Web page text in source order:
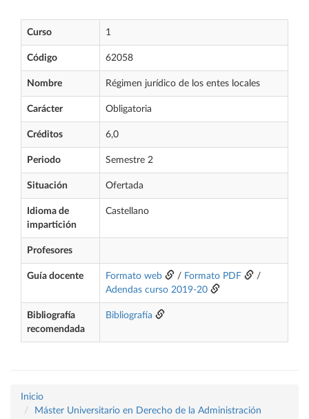
Curso 1
Código 62058
Nombre Régimen jurídico de los entes locales
Carácter Obligatoria
Créditos 6,0
Periodo Semestre 2
Situación Ofertada
Idioma de
impartición
Castellano
Profesores
Guía docente Formato web / Formato PDF
/
Adendas curso 2019-20
Bibliografía
recomendada
Bibliografía
Inicio
Máster Universitario en Derecho de la Administración